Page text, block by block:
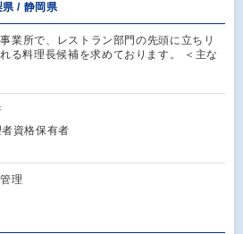
/ 静岡県
業所で、レストラン部門の先頭に立ちリ
る料理長候補を求めております。 ＜主な
者資格保有者
理